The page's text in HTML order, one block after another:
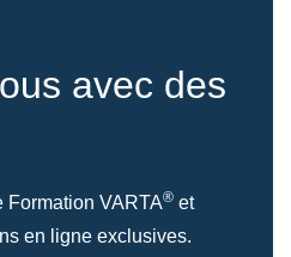
avec des
Formation VARTA® et
en ligne exclusives.